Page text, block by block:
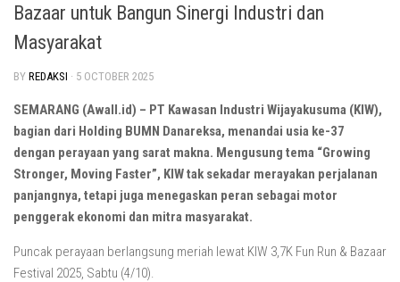
Bazaar untuk Bangun Sinergi Industri dan
Masyarakat
BY REDAKSI · 5 OCTOBER 2025
SEMARANG (Awall.id) – PT Kawasan Industri Wijayakusuma (KIW),
bagian dari Holding BUMN Danareksa, menandai usia ke-37
dengan perayaan yang sarat makna. Mengusung tema “Growing
Stronger, Moving Faster”, KIW tak sekadar merayakan perjalanan
panjangnya, tetapi juga menegaskan peran sebagai motor
penggerak ekonomi dan mitra masyarakat.
Puncak perayaan berlangsung meriah lewat KIW 3,7K Fun Run & Bazaar
Festival 2025, Sabtu (4/10).